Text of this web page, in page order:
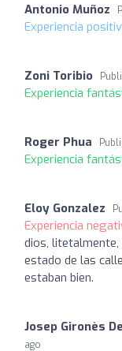
Antonio Muñoz
Experiencia
Zoni Toribio
Experiencia
Roger Phua
Experiencia
Eloy Gonzalez
Experiencia
dios, litetalmente,
estado de las
estaban bien.
Josep Gironès
ago